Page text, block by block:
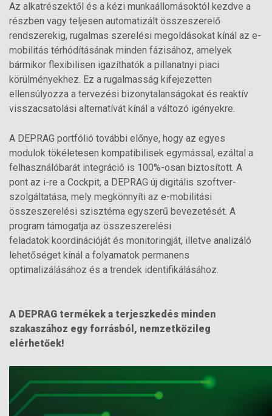
Az alkatrészektől és a kézi munkaállomásoktól kezdve a
részben vagy teljesen automatizált összeszerelő
rendszerekig, rugalmas szerelési megoldásokat kínál az e-
mobilitás térhódításának minden fázisához, amelyek
bármikor flexibilisen igazíthatók a pillanatnyi piaci
körülményekhez. Ez a rugalmasság kifejezetten
ellensúlyozza a tervezési bizonytalanságokat és reaktív
visszacsatolási alternatívát kínál a változó igényekre.
A DEPRAG portfólió további előnye, hogy az egyes
modulok tökéletesen kompatibilisek egymással, ezáltal a
felhasználóbarát integráció is 100%-osan biztosított. A
pont az i-re a Cockpit, a DEPRAG új digitális szoftver-
szolgáltatása, mely megkönnyíti az e-mobilitási
összeszerelési szisztéma egyszerű bevezetését. A
program támogatja az összeszerelési
feladatok koordinációját és monitoringját, illetve analizáló
lehetőséget kínál a folyamatok permanens
optimalizálásához és a trendek identifikálásához.
A DEPRAG termékek a terjeszkedés minden
szakaszához egy forrásból, nemzetközileg
elérhetőek!